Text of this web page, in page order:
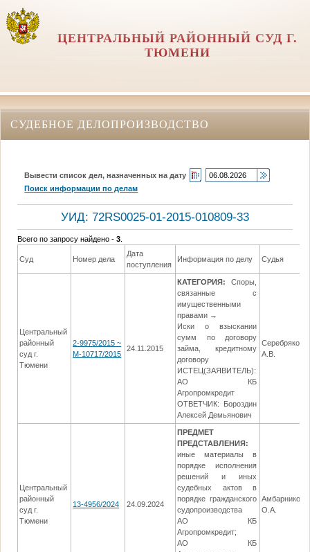
ЦЕНТРАЛЬНЫЙ РАЙОННЫЙ СУД Г.
ТЮМЕНИ
СУДЕБНОЕ ДЕЛОПРОИЗВОДСТВО
Вывести список дел, назначенных на дату
Поиск информации по делам
УИД: 72RS0025-01-2015-010809-33
Всего по запросу найдено -3
Суд Номер дела
Дата
поступления
Информация по делу Судья
Центральный
районный
суд г.
Тюмени
2-9975/2015 ~
М-10717/2015
24.11.2015
КАТЕГОРИЯ:
Споры,
связанные с
имущественными
правами →
Иски о взыскании
сумм по договору
займа, кредитному
договору
ИСТЕЦ(ЗАЯВИТЕЛЬ):
АО КБ
Агропромкредит
ОТВЕТЧИК: Бороздин
Алексей Демьянович
Серебрякова
А.В.
Центральный
районный
суд г.
Тюмени
13-4956/2024 24.09.2024
ПРЕДМЕТ
ПРЕДСТАВЛЕНИЯ:
иные материалы в
порядке исполнения
решений и иных
судебных актов в
порядке гражданского
судопроизводства
АО КБ
Агропромкредит;
АО КБ
Амбарникова
О.А.